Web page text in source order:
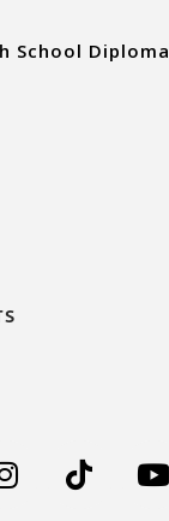
School Diploma